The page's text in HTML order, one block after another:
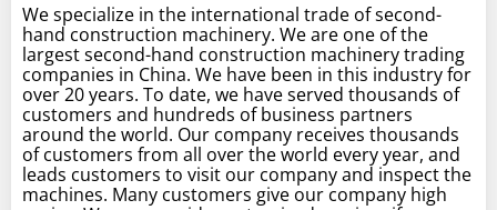
We specialize in the international trade of second-
hand construction machinery. We are one of the
largest second-hand construction machinery trading
companies in China. We have been in this industry for
over 20 years. To date, we have served thousands of
customers and hundreds of business partners
around the world. Our company receives thousands
of customers from all over the world every year, and
leads customers to visit our company and inspect the
machines. Many customers give our company high